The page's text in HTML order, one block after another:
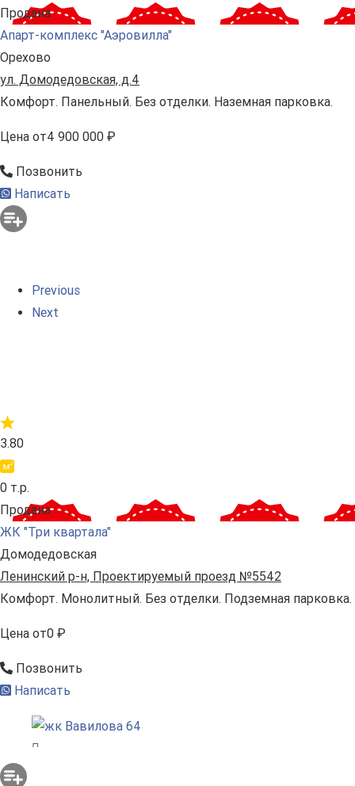
Продана
Апарт-комплекс "Аэровилла"
Орехово
ул. Домодедовская, д.4
Комфорт. Панельный. Без отделки. Наземная парковка.
Цена от4 900 000 ₽
Позвонить
Написать
Previous
Next
3.80
0 т.р.
Продана
ЖК "Три квартала"
Домодедовская
Ленинский р-н, Проектируемый проезд №5542
Комфорт. Монолитный. Без отделки. Подземная парковка.
Цена от0 ₽
Позвонить
Написать